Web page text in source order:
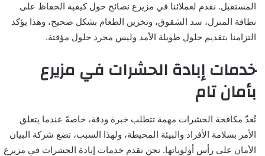
المستقبل. نقدم لعملائنا في مزيرع نصائح حول كيفية الحفاظ على
نظافة المنزل، سد الشقوق، وتخزين الطعام بشكل صحيح، وهذا يؤكد
التزامنا بتقديم حلول طويلة الأمد وليس مجرد حلول مؤقتة.
خدمات إبادة الحشرات في مزيرع
بأمان تام
تُعدّ مكافحة الحشرات مهمة تتطلب خبرة ودقة، خاصةً عندما يتعلق
الأمر بسلامة الأفراد والبيئة المحيطة، ولهذا السبب، تضع شركة البيان
الأمان على رأس أولوياتها. نحن نقدم خدمات إبادة الحشرات في مزيرع